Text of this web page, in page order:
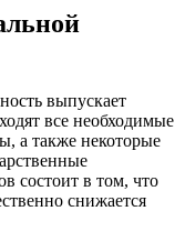
выпускает
все необходимые
а также некоторые
состоит в том, что
снижается